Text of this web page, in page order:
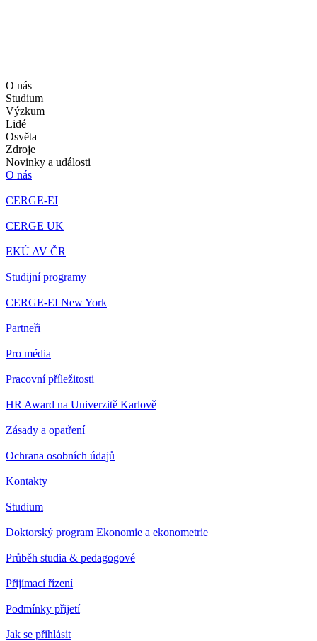
O nás
Studium
Výzkum
Lidé
Osvěta
Zdroje
Novinky a události
O nás
CERGE-EI
CERGE UK
EKÚ AV ČR
Studijní programy
CERGE-EI New York
Partneři
Pro média
Pracovní příležitosti
HR Award na Univerzitě Karlově
Zásady a opatření
Ochrana osobních údajů
Kontakty
Studium
Doktorský program Ekonomie a ekonometrie
Průběh studia & pedagogové
Přijímací řízení
Podmínky přijetí
Jak se přihlásit